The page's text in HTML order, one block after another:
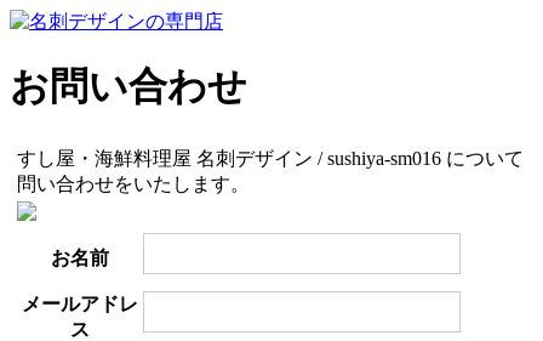
お問い合わせ
すし屋・海鮮料理屋 名刺デザイン / sushiya-sm016 について
問い合わせをいたします。
お名前
メールアドレ
ス